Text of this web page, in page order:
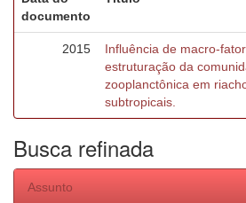
documento
2015
Influência de macro-
estruturação da
zooplanctônica em
subtropicais.
Busca refinada
Assunto